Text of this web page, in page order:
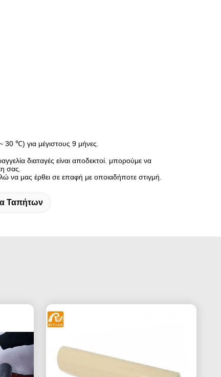
30 ℃) για μέγιστους 9 μήνες.
διαταγές είναι αποδεκτοί. μπορούμε να
σας.
να μας έρθει σε επαφή με οποιαδήποτε στιγμή.
Ταπήτων